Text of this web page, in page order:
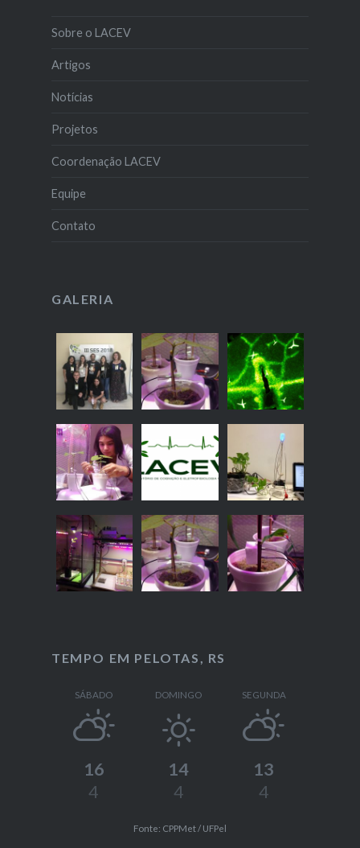
Sobre o LACEV
Artigos
Notícias
Projetos
Coordenação LACEV
Equipe
Contato
GALERIA
TEMPO EM PELOTAS, RS
SÁBADO
16
4
DOMINGO
14
4
SEGUNDA
13
4
Fonte: CPPMet / UFPel